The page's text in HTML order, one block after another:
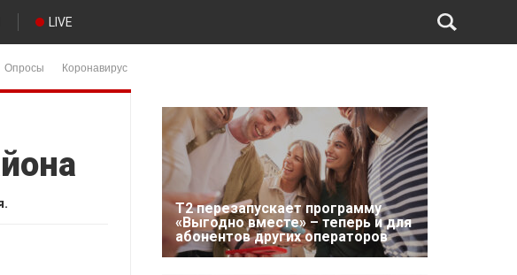
LIVE
Опросы Коронавирус
Т2 перезапускает программу
«Выгодно вместе» – теперь и для
абонентов других операторов